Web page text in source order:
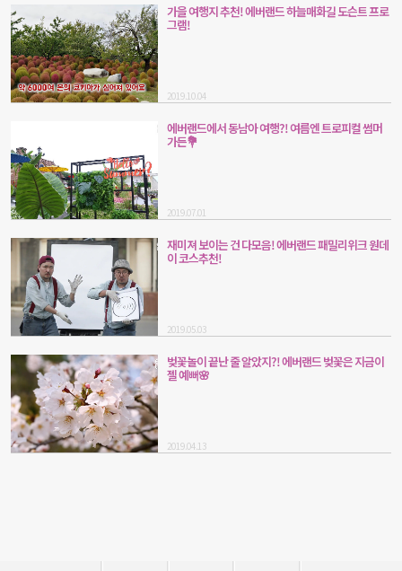
가을 여행지 추천! 에버랜드 하늘매화길 도슨트 프로
그램!
2019.10.04
에버랜드에서 동남아 여행?! 여름엔 트로피컬 썸머
가든💐
2019.07.01
재미져 보이는 건 다모음! 에버랜드 패밀리위크 원데
이 코스추천!
2019.05.03
벚꽃놀이 끝난 줄 알았지?! 에버랜드 벚꽃은 지금이
젤 예뻐🌸
2019.04.13